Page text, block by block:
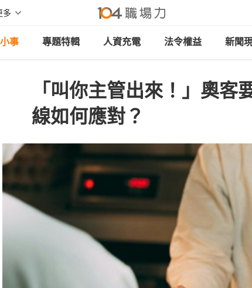
多
事 專題特輯 人資充電 法令權益 新聞
「叫你主管出來！」奧客
線如何應對？